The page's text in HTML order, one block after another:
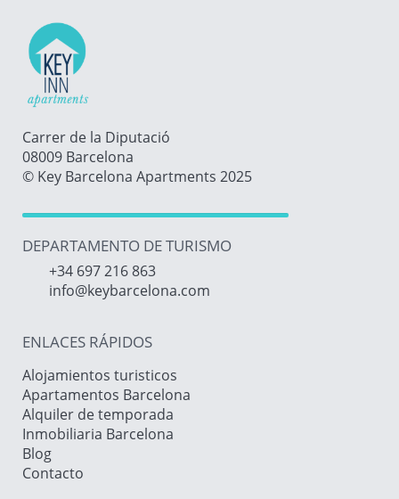
Carrer de la Diputació
08009 Barcelona
© Key Barcelona Apartments 2025
DEPARTAMENTO DE TURISMO
+34 697 216 863
info@keybarcelona.com
ENLACES RÁPIDOS
Alojamientos turisticos
Apartamentos Barcelona
Alquiler de temporada
Inmobiliaria Barcelona
Blog
Contacto